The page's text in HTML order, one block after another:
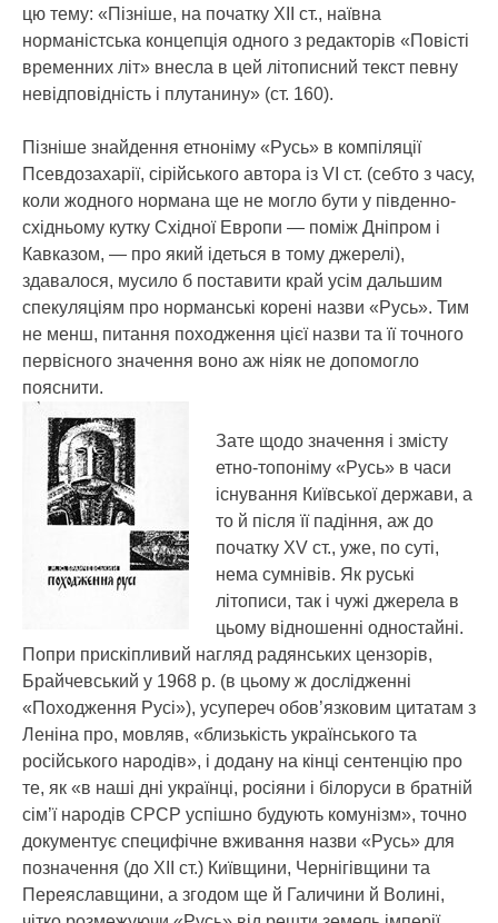
цю тему: «Пізніше, на початку ХІІ ст., наївна
норманістська концепція одного з редакторів «Повісті
временних літ» внесла в цей літописний текст певну
невідповідність і плутанину» (ст. 160).
Пізніше знайдення етноніму «Русь» в компіляції
Псевдозахарії, сірійського автора із VІ ст. (себто з часу,
коли жодного нормана ще не могло бути у південно-
східньому кутку Східної Европи — поміж Дніпром і
Кавказом, — про який ідеться в тому джерелі),
здавалося, мусило б поставити край усім дальшим
спекуляціям про норманські корені назви «Русь». Тим
не менш, питання походження цієї назви та її точного
первісного значення воно аж ніяк не допомогло
пояснити.
Зате щодо значення і змісту
етно-топоніму «Русь» в часи
існування Київської держави, а
то й після її падіння, аж до
початку ХV ст., уже, по суті,
нема сумнівів. Як руські
літописи, так і чужі джерела в
цьому відношенні одностайні.
Попри прискіпливий нагляд радянських цензорів,
Брайчевський у 1968 р. (в цьому ж дослідженні
«Походження Русі»), усупереч обов’язковим цитатам з
Леніна про, мовляв, «близькість українського та
російського народів», і додану на кінці сентенцію про
те, як «в наші дні українці, росіяни і білоруси в братній
сім’ї народів СРСР успішно будують комунізм», точно
документує специфічне вживання назви «Русь» для
позначення (до ХІІ ст.) Київщини, Чернігівщини та
Переяславщини, а згодом ще й Галичини й Волині,